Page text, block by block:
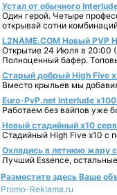
Устал от обычного
Один герой. Четыре
открывай сотни
L2NAME.COM Новый PVP
Открытие 24 Июля в 20:00
Полноценный бафер.
Старый добрый High Five
Вместо крыльев мы
Euro-PvP.net Interlude
Работаем без вайпов уже
Новый стадийный х10
Стадийный High Five x10 с
Охладись в летнюю жару
Лучший Essence,
Разместите здесь Ваше
Promo-Reklama.ru